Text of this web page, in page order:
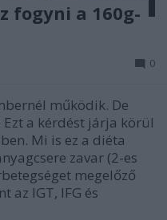
fogyni a 160g-
0
működik. De
Ezt a kérdést járja körül
Mi is ez a diéta
zavar (2-es
megelőző
az IGT, IFG és